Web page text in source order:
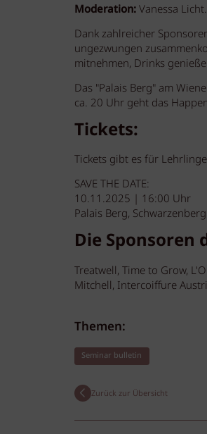
Moderation:Vanessa Licht.
Dank zahlreicher
ungezwungen
mitnehmen, Drinks
Das "Palais Berg" am
ca. 20 Uhr geht das
Tickets:
Tickets gibt es für
SAVE THE DATE:
10.11.2025 | 16:00 Uhr
Palais Berg,
Die Sponsoren
Treatwell, Time to Grow,
Mitchell, Intercoiffure
Themen:
Seminar bulletin
Zurück zur Übersicht